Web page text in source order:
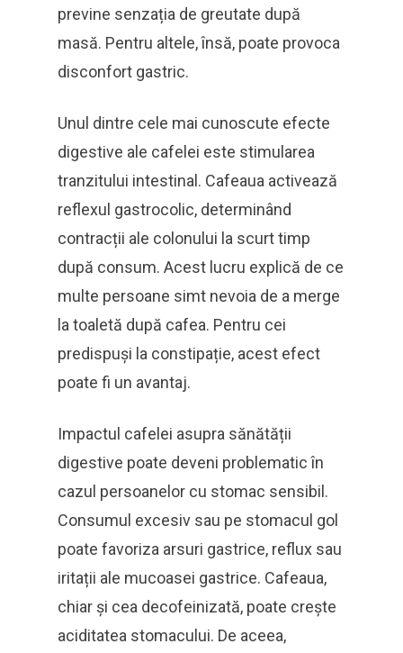
previne senzația de greutate după
masă. Pentru altele, însă, poate provoca
disconfort gastric.
Unul dintre cele mai cunoscute efecte
digestive ale cafelei este stimularea
tranzitului intestinal. Cafeaua activează
reflexul gastrocolic, determinând
contracții ale colonului la scurt timp
după consum. Acest lucru explică de ce
multe persoane simt nevoia de a merge
la toaletă după cafea. Pentru cei
predispuși la constipație, acest efect
poate fi un avantaj.
Impactul cafelei asupra sănătății
digestive poate deveni problematic în
cazul persoanelor cu stomac sensibil.
Consumul excesiv sau pe stomacul gol
poate favoriza arsuri gastrice, reflux sau
iritații ale mucoasei gastrice. Cafeaua,
chiar și cea decofeinizată, poate crește
aciditatea stomacului. De aceea,